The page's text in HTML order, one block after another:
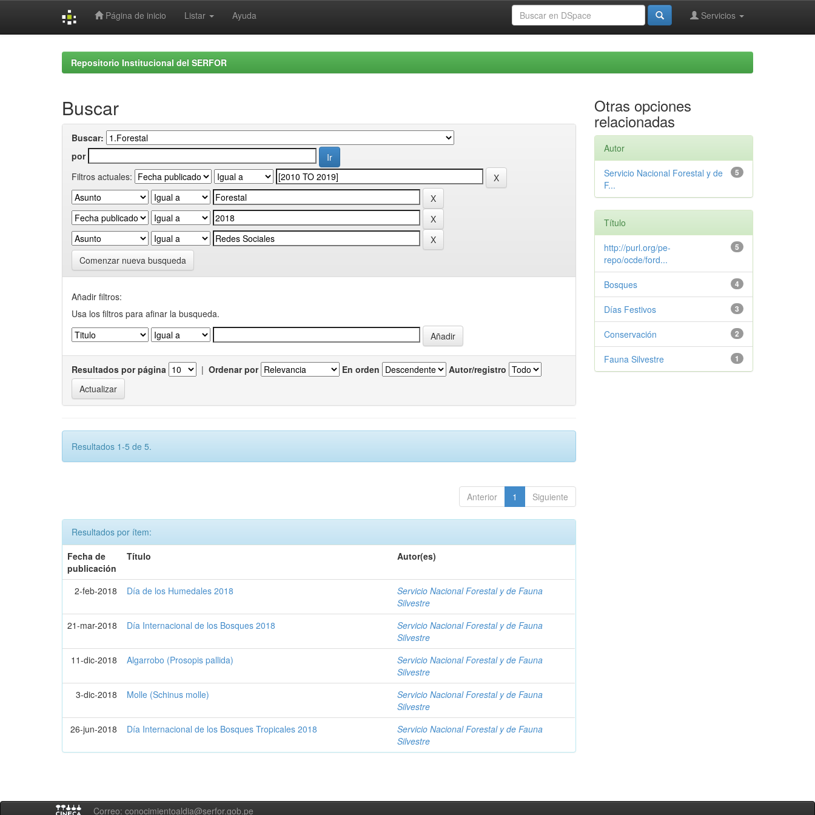
Página de inicio Listar Ayuda Servicios
Repositorio Institucional del SERFOR
Buscar
Buscar:
por
Filtros actuales:
Comenzar nueva busqueda
Añadir filtros:
Usa los filtros para afinar la busqueda.
Resultados por página | Ordenar por En orden Autor/registro
Resultados 1-5 de 5.
Anterior 1 Siguiente
Resultados por ítem:
Fecha de
publicación
Título Autor(es)
2-feb-2018 Día de los Humedales 2018
Servicio Nacional Forestal y de Fauna
Silvestre
21-mar-2018
Día Internacional de los Bosques 2018
Servicio Nacional Forestal y de Fauna
Silvestre
11-dic-2018
Algarrobo (Prosopis pallida)
Servicio Nacional Forestal y de Fauna
Silvestre
3-dic-2018
Molle (Schinus molle)
Servicio Nacional Forestal y de Fauna
Silvestre
26-jun-2018
Día Internacional de los Bosques Tropicales 2018
Servicio Nacional Forestal y de Fauna
Silvestre
Otras opciones
relacionadas
Autor
5
Servicio Nacional Forestal y de
F...
Título
5
http://purl.org/pe-
repo/ocde/ford...
4
Bosques
3
Días Festivos
2
Conservación
1
Fauna Silvestre
Correo: conocimientoaldia@serfor.gob.pe